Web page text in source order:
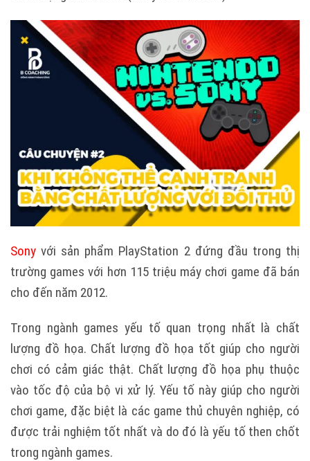
Sony với sản phẩm PlayStation 2 đứng đầu trong thị
trường games với hơn 115 triệu máy chơi game đã bán
cho đến năm 2012.
Trong ngành games yếu tố quan trọng nhất là chất
lượng đồ họa. Chất lượng đồ họa tốt giúp cho người
chơi có cảm giác thật. Chất lượng đồ họa phụ thuộc
vào tốc độ của bộ vi xử lý. Yếu tố này giúp cho người
chơi game, đặc biệt là các game thủ chuyên nghiệp, có
được trải nghiệm tốt nhất và do đó là yếu tố then chốt
trong ngành games.